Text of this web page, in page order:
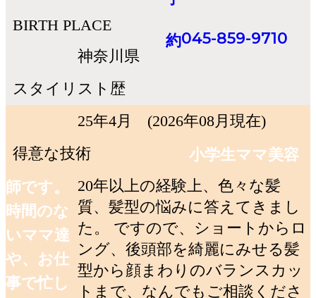
045-859-9710
BIRTH PLACE
神奈川県
スタイリスト歴
25年4月 (2026年08月現在)
得意な技術
20年以上の経験上、色々な髪
質、髪型の悩みに答えてきまし
た。 ですので、ショートからロ
ング、後頭部を綺麗にみせる髪
型から顔まわりのバランスカッ
トまで、なんでもご相談くださ
小学生ママ美容
師です。
時間のな
いママ達
や、お仕
事で忙し